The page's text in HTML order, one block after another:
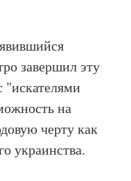
завершил эту
"искателями
на
черту как
украинства.